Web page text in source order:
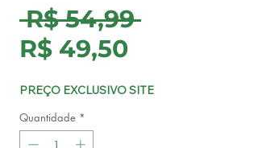
R$ 54,99 Preço
R$ 49,50Preço
PREÇO EXCLUSIVO SITE
Quantidade *